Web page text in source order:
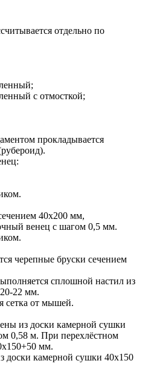
отдельно по
с отмосткой;
прокладывается
40х200 мм,
венец с шагом 0,5 мм.
черепные бруски сечением
сплошной настил из
22 мм.
сетка от мышей.
из доски камерной сушки
0,58 м. При перехлёстном
мм.
доски камерной сушки 40х150